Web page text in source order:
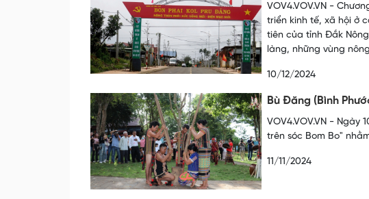
VOV4.VOV.VN -
triển kinh tế, xã hội ở
tiên của tỉnh Đắk
làng, những vùng
10/12/2024
Bù Đăng (Bình
VOV4.VOV.VN - Ngày
trên sóc Bom Bo"
11/11/2024